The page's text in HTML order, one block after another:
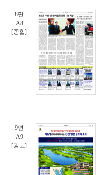
8면
A8
[종합]
9면
A9
[광고]